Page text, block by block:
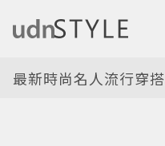
最新時尚名人流行穿搭